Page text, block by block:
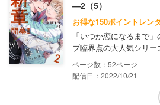
―2（5）
お得な150ポイントレン
「いつか恋になるまで
ブ臨界点の大人気シリー
52
配信日：2022/10/21